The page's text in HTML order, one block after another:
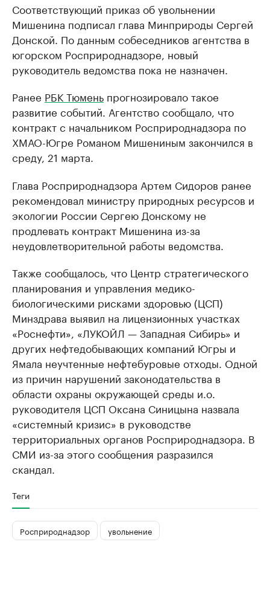
Соответствующий приказ об увольнении
Мишенина подписал глава Минприроды Сергей
Донской. По данным собеседников агентства в
югорском Росприроднадзоре, новый
руководитель ведомства пока не назначен.
Ранее РБК Тюмень прогнозировало такое
развитие событий. Агентство сообщало, что
контракт с начальником Росприроднадзора по
ХМАО-Югре Романом Мишениным закончился в
среду, 21 марта.
Глава Росприроднадзора Артем Сидоров ранее
рекомендовал министру природных ресурсов и
экологии России Сергею Донскому не
продлевать контракт Мишенина из-за
неудовлетворительной работы ведомства.
Также сообщалось, что Центр стратегического
планирования и управления медико-
биологическими рисками здоровью (ЦСП)
Минздрава выявил на лицензионных участках
«Роснефти», «ЛУКОЙЛ — Западная Сибирь» и
других нефтедобывающих компаний Югры и
Ямала неучтенные нефтебуровые отходы. Одной
из причин нарушений законодательства в
области охраны окружающей среды и.о.
руководителя ЦСП Оксана Синицына назвала
«системный кризис» в руководстве
территориальных органов Росприроднадзора. В
СМИ из-за этого сообщения разразился
скандал.
Теги
Росприроднадзор увольнение